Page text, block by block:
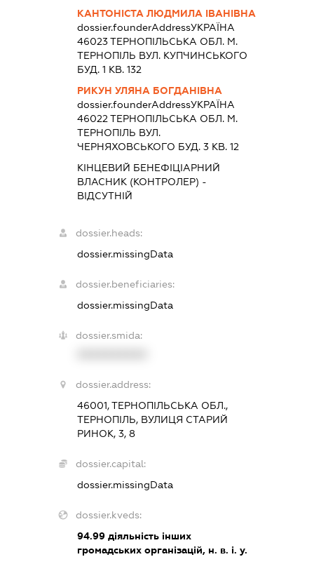
КАНТОНІСТА ЛЮДМИЛА ІВАНІВНА
dossier.founderAddressУКРАЇНА
46023 ТЕРНОПIЛЬСЬКА ОБЛ. М.
ТЕРНОПІЛЬ ВУЛ. КУПЧИНСЬКОГО
БУД. 1 КВ. 132
РИКУН УЛЯНА БОГДАНІВНА
dossier.founderAddressУКРАЇНА
46022 ТЕРНОПIЛЬСЬКА ОБЛ. М.
ТЕРНОПІЛЬ ВУЛ.
ЧЕРНЯХОВСЬКОГО БУД. 3 КВ. 12
КІНЦЕВИЙ БЕНЕФІЦІАРНИЙ
ВЛАСНИК (КОНТРОЛЕР) -
ВІДСУТНІЙ
dossier.heads:
dossier.missingData
dossier.beneficiaries:
dossier.missingData
dossier.smida:
dossier.address:
46001, ТЕРНОПІЛЬСЬКА ОБЛ.,
ТЕРНОПІЛЬ, ВУЛИЦЯ СТАРИЙ
РИНОК, 3, 8
dossier.capital:
dossier.missingData
dossier.kveds:
94.99 діяльність інших
громадських організацій, н. в. і. у.